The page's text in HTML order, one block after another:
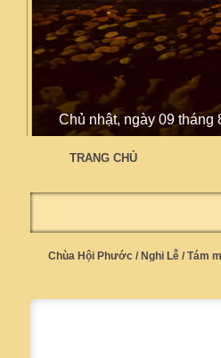
Chủ nhật, ngày 09 tháng
TRANG CHỦ
Chùa Hội Phước / Nghi Lễ / Tám